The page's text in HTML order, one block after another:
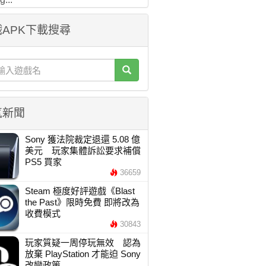
下載搜尋
聞
Sony 獲法院裁定退還 5.08 億
美元 玩家集體訴訟要求補償
PS5 買家
36659
Steam 極度好評遊戲《Blast
the Past》限時免費 即將改為
收費模式
30843
玩家質疑一周停玩無效 認為
放棄 PlayStation 才能迫 Sony